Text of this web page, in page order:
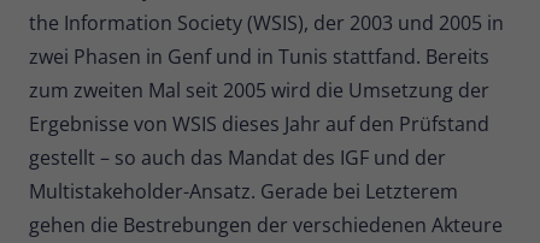
the Information Society (WSIS), der 2003 und 2005 in
zwei Phasen in Genf und in Tunis stattfand. Bereits
zum zweiten Mal seit 2005 wird die Umsetzung der
Ergebnisse von WSIS dieses Jahr auf den Prüfstand
gestellt – so auch das Mandat des IGF und der
Multistakeholder-Ansatz. Gerade bei Letzterem
gehen die Bestrebungen der verschiedenen Akteure
Zweck
Wird verwendet, um einige Details über
den Benutzer zu speichern, wie z. B. die
eindeutige Besucher-ID.
Name _pk_ses
Anbieter Matomo